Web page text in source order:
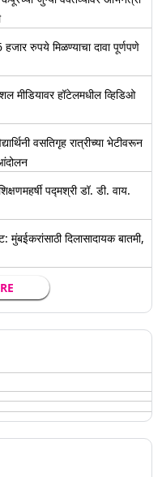
रुपये मिळण्याचा दावा पूर्णपणे
हॉटेलमधील व्हिडिओ
वसतिगृह रात्रीच्या भेटीवरून
आंदोलन
पद्मश्री डॉ. डी. वाय.
दिलासादायक बातमी,